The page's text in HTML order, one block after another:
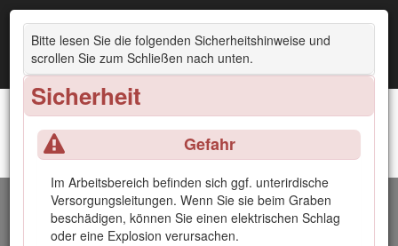
Bitte lesen Sie die folgenden Sicherheitshinweise und
scrollen Sie zum Schließen nach unten.
Sicherheit
Gefahr
Im Arbeitsbereich befinden sich ggf. unterirdische
Versorgungsleitungen. Wenn Sie sie beim Graben
beschädigen, können Sie einen elektrischen Schlag
oder eine Explosion verursachen.
Grabenfräsenkopf mit hohem Drehmoment oder Grabenfräsenkopf mit hoher
Einführung